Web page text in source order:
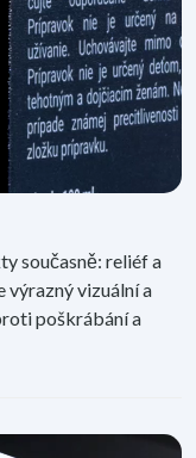
současně: reliéf a
výrazný vizuální a
poškrábání a